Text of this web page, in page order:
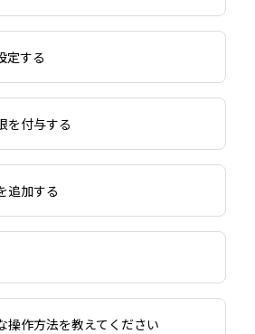
定する
を付与する
追加する
操作方法を教えてください